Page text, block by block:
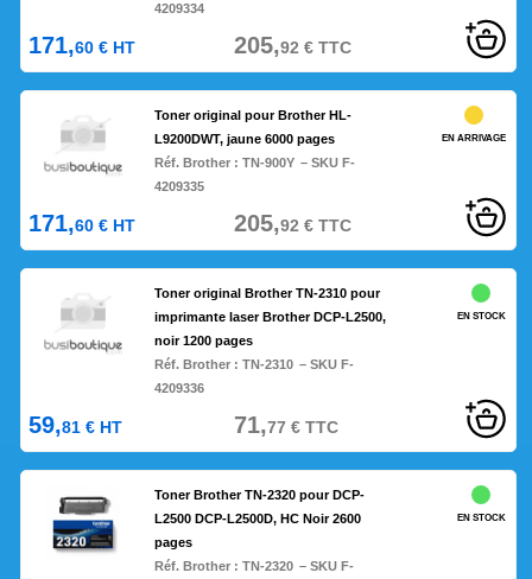
4209334
171,60 € HT 205,92 €TTC
Toner original pour Brother HL-
L9200DWT, jaune 6000 pages
Réf. Brother :TN-900Y – SKU F-
4209335
EN ARRIVAGE
171,60 € HT 205,92 €TTC
Toner original Brother TN-2310 pour
imprimante laser Brother DCP-L2500,
noir 1200 pages
Réf. Brother :TN-2310 – SKU F-
4209336
EN STOCK
59,81 € HT 71,77 €TTC
Toner Brother TN-2320 pour DCP-
L2500 DCP-L2500D, HC Noir 2600
pages
Réf. Brother :TN-2320 – SKU F-
EN STOCK